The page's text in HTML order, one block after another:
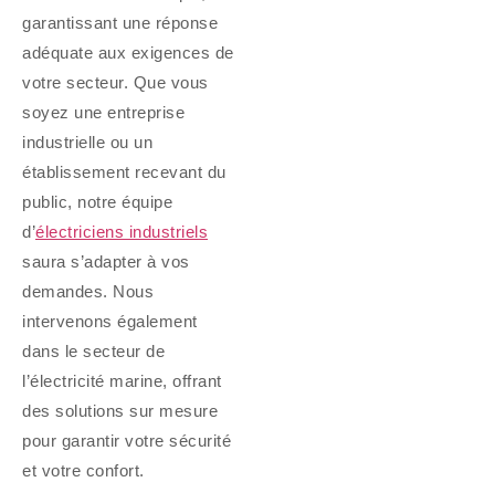
garantissant une réponse
adéquate aux exigences de
votre secteur. Que vous
soyez une entreprise
industrielle ou un
établissement recevant du
public, notre équipe
d’électriciens industriels
saura s’adapter à vos
demandes. Nous
intervenons également
dans le secteur de
l’électricité marine, offrant
des solutions sur mesure
pour garantir votre sécurité
et votre confort.